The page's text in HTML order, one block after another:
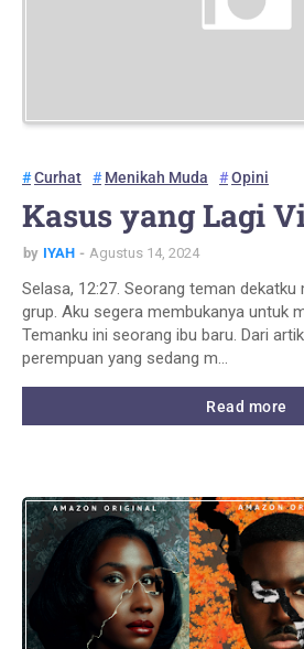
Curhat Menikah Muda Opini
Kasus yang Lagi
by IYAH Agustus 14, 2024
Selasa, 12:27. Seorang teman
grup. Aku segera membukanya untuk
Temanku ini seorang ibu baru. Dari
perempuan yang sedang m…
Read more